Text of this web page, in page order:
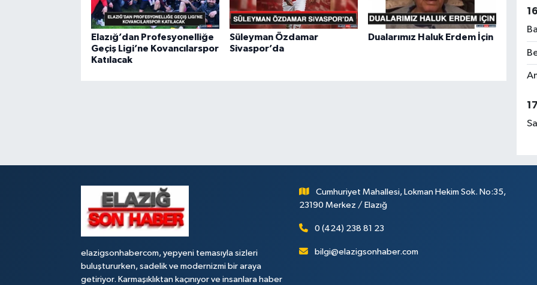
Elazığ’dan Profesyonelliğe
Geçiş Ligi’ne Kovancılarspor
Katılacak
Süleyman Özdamar
Sivaspor’da
Dualarımız Haluk Erdem İçin
elazigsonhabercom, yepyeni temasıyla sizleri
buluştururken, sadelik ve modernizmi bir araya
getiriyor. Karmaşıklıktan kaçınıyor ve insanlara haber
Cumhuriyet Mahallesi, Lokman Hekim Sok. No:35,
23190 Merkez / Elazığ
0 (424) 238 81 23
bilgi@elazigsonhaber.com